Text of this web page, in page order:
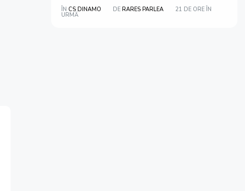
ÎN CS DINAMO DE RARES PARLEA 21 DE ORE ÎN
URMĂ